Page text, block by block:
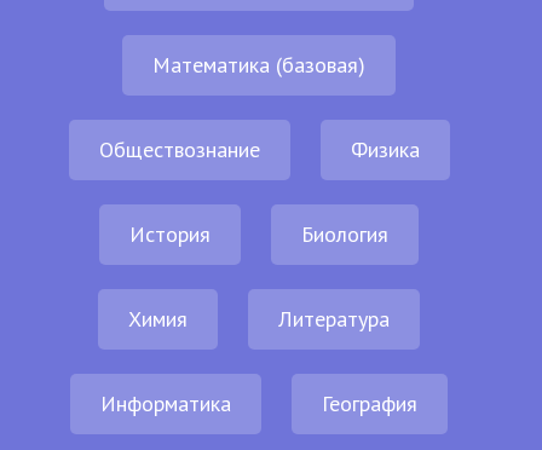
Математика (базовая)
Обществознание Физика
История Биология
Химия Литература
Информатика География